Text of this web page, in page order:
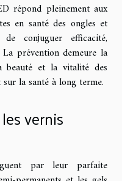
répond pleinement aux
en santé des ongles et
conjuguer efficacité,
prévention demeure la
beauté et la vitalité des
la santé à long terme.
vernis
par leur parfaite